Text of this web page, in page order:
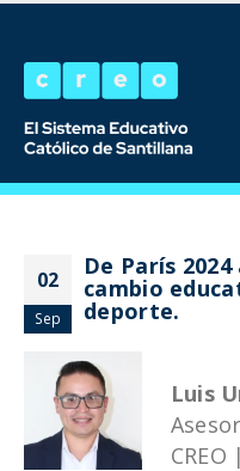
02
Sep
De París
cambio
deporte.
Luis